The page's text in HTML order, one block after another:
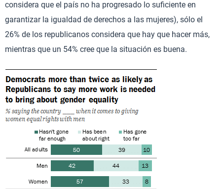
considera que el país no ha progresado lo suficiente en
garantizar la igualdad de derechos a las mujeres), sólo el
26% de los republicanos considera que hay que hacer más,
mientras que un 54% cree que la situación es buena.